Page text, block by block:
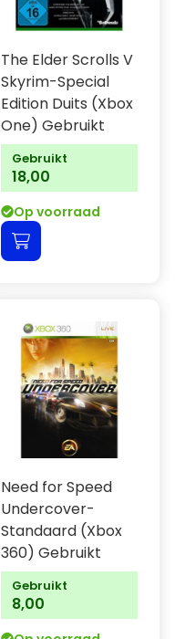
The Elder Scrolls V
Skyrim-Special
Edition Duits (Xbox
One) Gebruikt
Gebruikt
18,00
Op voorraad
Need for Speed
Undercover-
Standaard (Xbox
360) Gebruikt
Gebruikt
8,00